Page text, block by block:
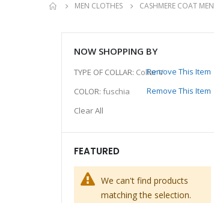
MEN CLOTHES CASHMERE COAT MEN
NOW SHOPPING BY
TYPE OF COLLAR Collar V
Remove This Item
COLOR fuschia
Remove This Item
Clear All
FEATURED
We can't find products
matching the selection.